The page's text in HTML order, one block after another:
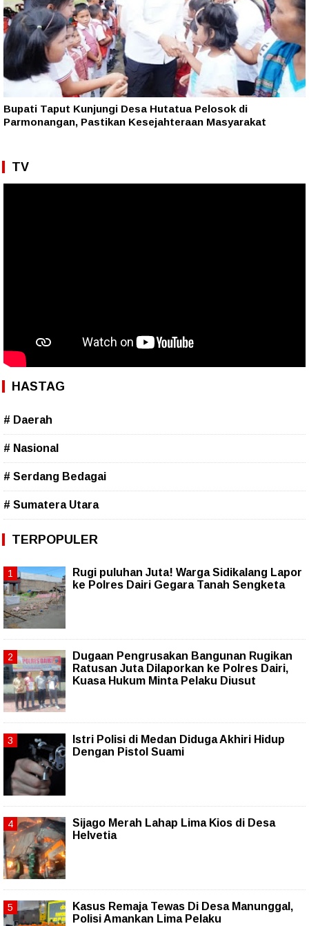
Bupati Taput Kunjungi Desa Hutatua Pelosok di
Parmonangan, Pastikan Kesejahteraan Masyarakat
TV
HASTAG
# Daerah
# Nasional
# Serdang Bedagai
# Sumatera Utara
TERPOPULER
Rugi puluhan Juta! Warga Sidikalang Lapor
ke Polres Dairi Gegara Tanah Sengketa
Dugaan Pengrusakan Bangunan Rugikan
Ratusan Juta Dilaporkan ke Polres Dairi,
Kuasa Hukum Minta Pelaku Diusut
Istri Polisi di Medan Diduga Akhiri Hidup
Dengan Pistol Suami
Sijago Merah Lahap Lima Kios di Desa
Helvetia
Kasus Remaja Tewas Di Desa Manunggal,
Polisi Amankan Lima Pelaku